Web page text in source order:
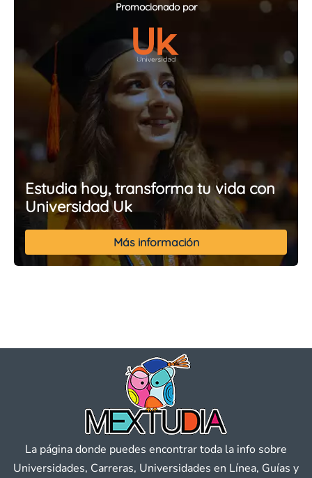
Promocionado por
Estudia hoy, transforma tu vida con
Universidad Uk
Más información
La página donde puedes encontrar toda la info sobre
Universidades, Carreras, Universidades en Línea, Guías y